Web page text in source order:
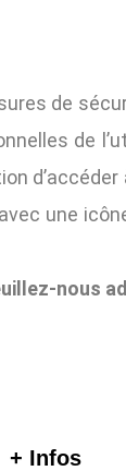
de
de
une
nous
+ Infos